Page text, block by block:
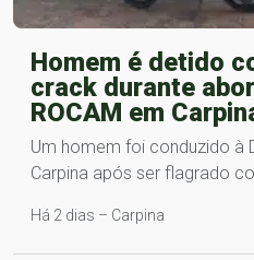
Homem é detido
crack durante
ROCAM em
Um homem foi conduzido à
Carpina após ser flagrado
Há 2 dias – Carpina